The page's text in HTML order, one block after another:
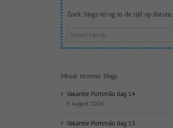
Zoek blogs terug in de tijd op datum:
Zoek
op
datum:
Meest recente blogs
Vakantie Portimão dag 14
5 August 2026
Vakantie Portimão dag 13